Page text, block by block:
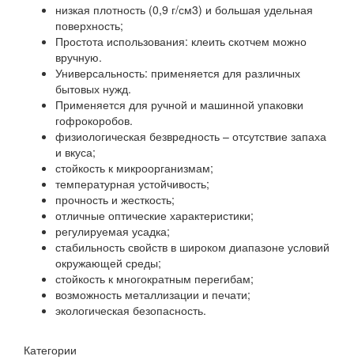
низкая плотность (0,9 г/см3) и большая удельная
поверхность;
Простота использования: клеить скотчем можно
вручную.
Универсальность: применяется для различных
бытовых нужд.
Применяется для ручной и машинной упаковки
гофрокоробов.
физиологическая безвредность – отсутствие запаха
и вкуса;
стойкость к микроорганизмам;
температурная устойчивость;
прочность и жесткость;
отличные оптические характеристики;
регулируемая усадка;
стабильность свойств в широком диапазоне условий
окружающей среды;
стойкость к многократным перегибам;
возможность металлизации и печати;
экологическая безопасность.
Категории